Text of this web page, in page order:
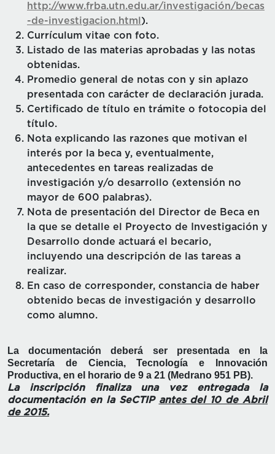
http://www.frba.utn.edu.ar/investigación/becas
-de-investigacion.html ).
Currículum vitae con foto.
Listado de las materias aprobadas y las notas
obtenidas.
Promedio general de notas con y sin aplazo
presentada con carácter de declaración jurada.
Certificado de título en trámite o fotocopia del
título.
Nota explicando las razones que motivan el
interés por la beca y, eventualmente,
antecedentes en tareas realizadas de
investigación y/o desarrollo (extensión no
mayor de 600 palabras).
Nota de presentación del Director de Beca en
la que se detalle el Proyecto de Investigación y
Desarrollo donde actuará el becario,
incluyendo una descripción de las tareas a
realizar.
En caso de corresponder, constancia de haber
obtenido becas de investigación y desarrollo
como alumno.
La documentación deberá ser presentada en la
Secretaría de Ciencia, Tecnología e Innovación
Productiva, en el horario de 9 a 21 (Medrano 951 PB).
La inscripción finaliza una vez entregada la
documentación en la SeCTIP antes del 10 de Abril
de 2015.